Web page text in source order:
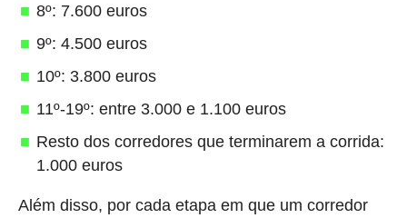
8º: 7.600 euros
9º: 4.500 euros
10º: 3.800 euros
11º-19º: entre 3.000 e 1.100 euros
Resto dos corredores que terminarem a corrida:
1.000 euros
Além disso, por cada etapa em que um corredor